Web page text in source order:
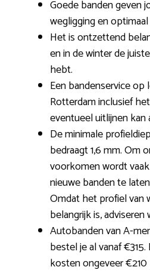
Goede banden geven
wegligging en
Het is ontzettend
en in de winter de
hebt.
Een bandenservice
Rotterdam inclusief
eventueel uitlijnen
De minimale
bedraagt 1,6 mm. Om
voorkomen wordt
nieuwe banden te
Omdat het profiel van
belangrijk is, adviseren
Autobanden van A-
bestel je al vanaf
kosten ongeveer €210